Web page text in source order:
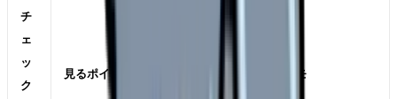
チ
ェ
ッ
ク
見るポイント メモ